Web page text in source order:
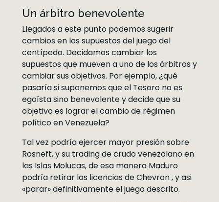
Un árbitro benevolente
Llegados a este punto podemos sugerir
cambios en los supuestos del juego del
centípedo. Decidamos cambiar los
supuestos que mueven a uno de los árbitros y
cambiar sus objetivos. Por ejemplo, ¿qué
pasaría si suponemos que el Tesoro no es
egoísta sino benevolente y decide que su
objetivo es lograr el cambio de régimen
político en Venezuela?
Tal vez podría ejercer mayor presión sobre
Rosneft, y su trading de crudo venezolano en
las Islas Molucas, de esa manera Maduro
podría retirar las licencias de Chevron , y asi
«parar» definitivamente el juego descrito.